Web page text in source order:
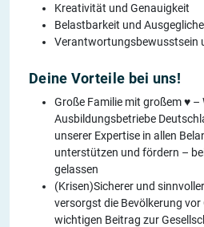
Kreativität und Genauigkeit
Belastbarkeit und
Verantwortungsbewusstsein
Deine Vorteile bei uns!
Große Familie mit großem ♥ –
Ausbildungsbetriebe
unserer Expertise in allen
unterstützen und fördern –
gelassen
(Krisen)Sicherer und
versorgst die Bevölkerung
wichtigen Beitrag zur